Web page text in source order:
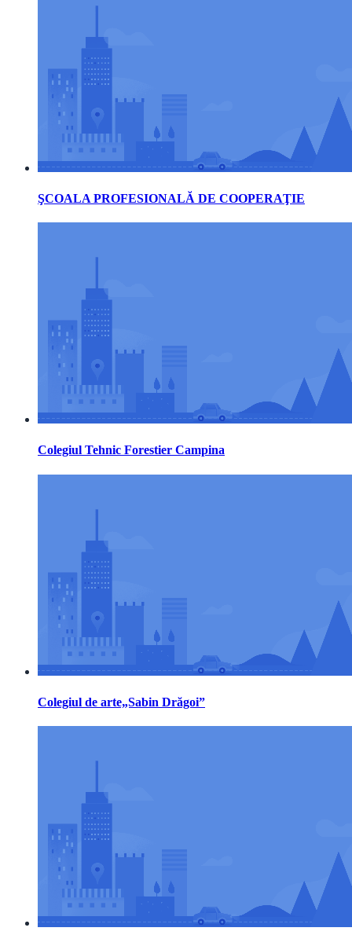
ŞCOALA PROFESIONALĂ DE COOPERAŢIE
Colegiul Tehnic Forestier Campina
Colegiul de arte„Sabin Drăgoi”